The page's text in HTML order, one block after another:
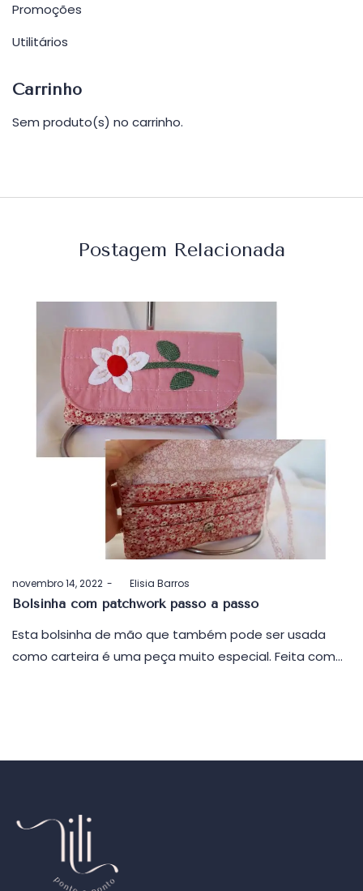
Promoções
Utilitários
Carrinho
Sem produto(s) no carrinho.
Postagem Relacionada
Postado
em
novembro 14, 2022 byElisia Barros
Bolsinha com patchwork passo a passo
Esta bolsinha de mão que também pode ser usada
como carteira é uma peça muito especial. Feita com…